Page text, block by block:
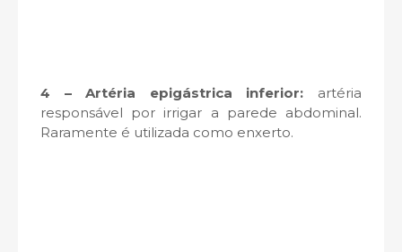
4 – Artéria epigástrica inferior: artéria
responsável por irrigar a parede abdominal.
Raramente é utilizada como enxerto.